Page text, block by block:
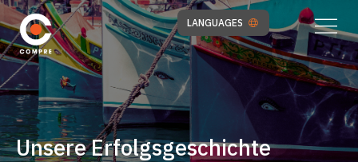
LANGUAGES
Unsere Erfolgsgeschichte